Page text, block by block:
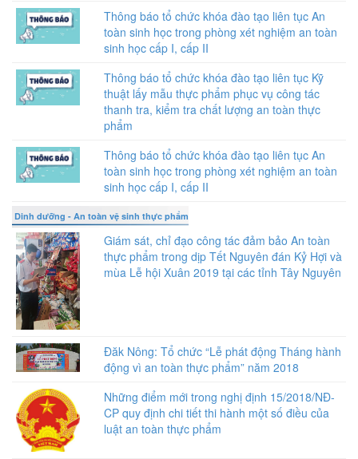
Thông báo tổ chức khóa đào tạo liên tục An
toàn sinh học trong phòng xét nghiệm an toàn
sinh học cấp I, cấp II
Thông báo tổ chức khóa đào tạo liên tục Kỹ
thuật lấy mẫu thực phẩm phục vụ công tác
thanh tra, kiểm tra chất lượng an toàn thực
phẩm
Thông báo tổ chức khóa đào tạo liên tục An
toàn sinh học trong phòng xét nghiệm an toàn
sinh học cấp I, cấp II
Dinh dưỡng - An toàn vệ sinh thực phẩm
Giám sát, chỉ đạo công tác đảm bảo An toàn
thực phẩm trong dịp Tết Nguyên đán Kỷ Hợi và
mùa Lễ hội Xuân 2019 tại các tỉnh Tây Nguyên
Đăk Nông: Tổ chức “Lễ phát động Tháng hành
động vì an toàn thực phẩm” năm 2018
Những điểm mới trong nghị định 15/2018/NĐ-
CP quy định chi tiết thi hành một số điều của
luật an toàn thực phẩm